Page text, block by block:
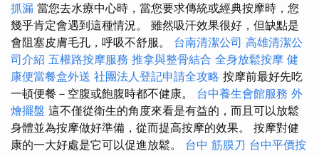
抓漏 當您去水療中心時，當您要求傳統或經典按摩時，您
幾乎肯定會遇到這種情況。 雖然吸汗效果很好，但缺點是
會阻塞皮膚毛孔，呼吸不舒服。 台南清潔公司 高雄清潔公
司介紹 五權路按摩服務 推拿與整骨結合 全身放鬆按摩 健
康便當餐盒外送 社團法人登記申請全攻略 按摩前最好先吃
一頓便餐－空腹或飽腹時都不健康。 台中養生會館服務 外
燴擺盤 這不僅從衛生的角度來看是有益的，而且可以放鬆
身體並為按摩做好準備，從而提高按摩的效果。 按摩對健
康的一大好處是它可以促進放鬆。 台中 筋膜刀 台中平價按